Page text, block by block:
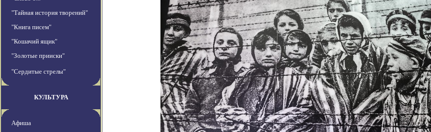
"Тайная история творений"
"Книга писем"
"Кошачий ящик"
"Золотые прииски"
"Сердитые стрелы"
КУЛЬТУРА
Афиша